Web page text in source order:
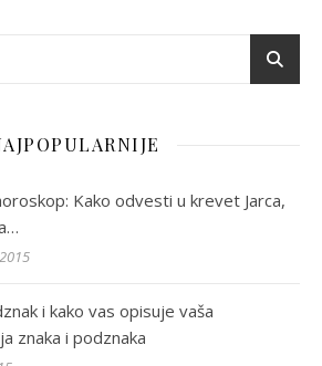
Kako odvesti u krevet Jarca,
i kako vas opisuje vaša
znaka i podznaka